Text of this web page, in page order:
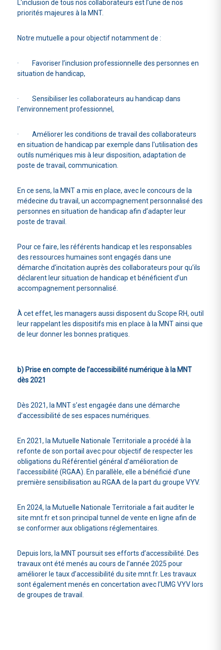
L’inclusion de tous nos collaborateurs est l’une de nos
priorités majeures à la MNT.
Notre mutuelle a pour objectif notamment de :
· Favoriser l’inclusion professionnelle des personnes en
situation de handicap,
· Sensibiliser les collaborateurs au handicap dans
l'environnement professionnel,
· Améliorer les conditions de travail des collaborateurs
en situation de handicap par exemple dans l'utilisation des
outils numériques mis à leur disposition, adaptation de
poste de travail, communication.
En ce sens, la MNT a mis en place, avec le concours de la
médecine du travail, un accompagnement personnalisé des
personnes en situation de handicap afin d’adapter leur
poste de travail.
Pour ce faire, les référents handicap et les responsables
des ressources humaines sont engagés dans une
démarche d’incitation auprès des collaborateurs pour qu’ils
déclarent leur situation de handicap et bénéficient d’un
accompagnement personnalisé.
À cet effet, les managers aussi disposent du Scope RH, outil
leur rappelant les dispositifs mis en place à la MNT ainsi que
de leur donner les bonnes pratiques.
b) Prise en compte de l’accessibilité numérique à la MNT
dès 2021
Dès 2021, la MNT s’est engagée dans une démarche
d’accessibilité de ses espaces numériques.
En 2021, la Mutuelle Nationale Territoriale a procédé à la
refonte de son portail avec pour objectif de respecter les
obligations du Référentiel général d’amélioration de
l’accessibilité (RGAA). En parallèle, elle a bénéficié d’une
première sensibilisation au RGAA de la part du groupe VYV.
En 2024, la Mutuelle Nationale Territoriale a fait auditer le
site mnt.fr et son principal tunnel de vente en ligne afin de
se conformer aux obligations réglementaires.
Depuis lors, la MNT poursuit ses efforts d’accessibilité. Des
travaux ont été menés au cours de l’année 2025 pour
améliorer le taux d’accessibilité du site mnt.fr. Les travaux
sont également menés en concertation avec l’UMG VYV lors
de groupes de travail.